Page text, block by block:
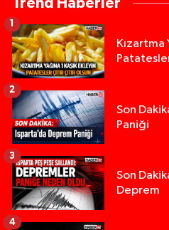
Trend Haberler
Kızartma
Patatesler
1
Son
Paniği
2
Son
Deprem
3
4